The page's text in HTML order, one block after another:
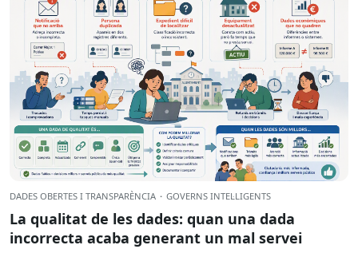
DADES OBERTES I TRANSPARÈNCIA · GOVERNS INTEL·LIGENTS
La qualitat de les dades: quan una dada
incorrecta acaba generant un mal servei